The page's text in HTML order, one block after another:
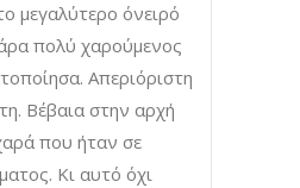
μεγαλύτερο όνειρό
πολύ χαρούμενος
Απεριόριστη
Βέβαια στην αρχή
που ήταν σε
Κι αυτό όχι